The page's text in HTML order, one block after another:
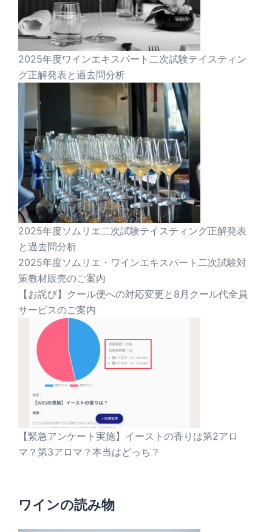
2025年度ワインエキスパート二次試験テイスティン
グ正解発表と過去問分析
2025年度ソムリエ二次試験テイスティング正解発表
と過去問分析
2025年度ソムリエ・ワインエキスパート二次試験対
策教材販売のご案内
【お詫び】クール便への対応変更と8月クール代全員
サービスのご案内
【緊急アンケート実施】イーストの香りは第2アロ
マ？第3アロマ？本当はどっち？
ワインの読み物